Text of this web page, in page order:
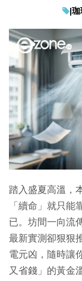
|珈
踏入盛夏高溫，
「續命」就只能
已。坊間一向流
最新實測卻狠狠
電元凶，隨時讓
又省錢」的黃金